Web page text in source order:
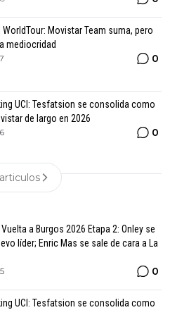
WorldTour: Movistar Team suma, pero
mediocridad
0
UCI: Tesfatsion se consolida como
de largo en 2026
0
a Burgos 2026 Etapa 2: Onley se
líder; Enric Mas se sale de cara a La
0
UCI: Tesfatsion se consolida como